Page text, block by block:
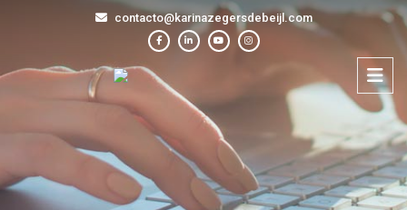
contacto@karinazegersdebeijl.com